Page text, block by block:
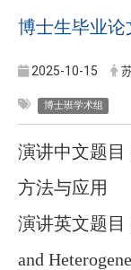
博士生毕业
2025-10-15
博士班学术组
演讲中文题
方法与应用
演讲英文题目
and